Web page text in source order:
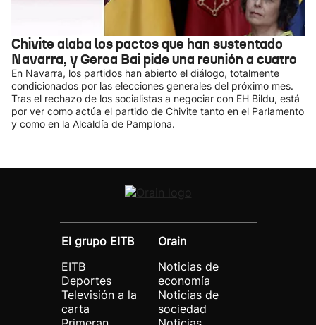
Chivite alaba los pactos que han sustentado
Navarra, y Geroa Bai pide una reunión a cuatro
En Navarra, los partidos han abierto el diálogo, totalmente
condicionados por las elecciones generales del próximo mes.
Tras el rechazo de los socialistas a negociar con EH Bildu, está
por ver como actúa el partido de Chivite tanto en el Parlamento
y como en la Alcaldía de Pamplona.
El grupo EITB
EITB
Deportes
Televisión a la
carta
Orain
Noticias de
economía
Noticias de
sociedad